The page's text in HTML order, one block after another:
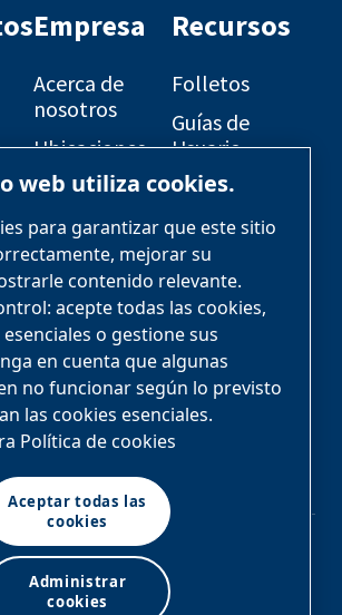
Empresa
Acerca de
nosotros
Ubicaciones
Oportunidades
Soluciones
OEM
Industrias y
aplicaciones
Recursos
Folletos
Guías de
Usuario
Diagramas
Planos de
disposición
general
aire
Administrar cookies
Términos y condiciones
Política de
web utiliza cookies.
para garantizar que este sitio
mejorar su
contenido relevante.
acepte todas las cookies,
o gestione sus
en cuenta que algunas
no funcionar según lo previsto
las cookies esenciales.
Política de cookies
Aceptar todas las
cookies
Administrar
cookies